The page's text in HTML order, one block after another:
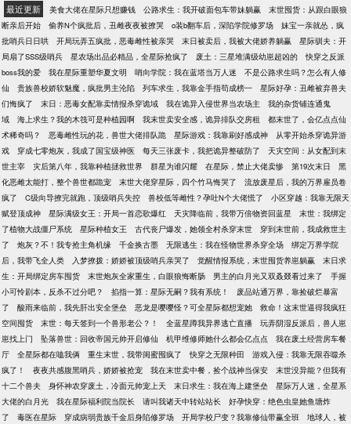
最近更新 美食大佬在星际只想赚钱 公路求生：我开破面包车带妹躺赢
末世囤货：从跟白眼狼
断亲后开始
偷养N个疯批后，丑雌夜夜被撩哭 o装b翻车后，深陷学院修罗场
妹宝一亲就怂，疯
批哨兵日日哄
开局玩弄五疯批，恶毒雌性被亲哭 末日被卖后，我被大佬娇养躺赢
星际驯夫：开
局扇了SSS级哨兵
星农场出品必精品，全星际抢疯了 废土：三星堆满级幼崽超凶的
快穿之反派
boss我的爱
我在星际重塑华夏文明 哨向学院：我在蓝塔当万人迷
不是公路求生吗？怎么有人修
仙
贵族兽校娇软魅魔，疯批男主沦陷 列车求生，我靠金手指苟成榜一
星际好孕：丑雌被弃兽夫
们悔疯了
末日：恶毒女配靠卖情报杀穿诡域 我在诡异入侵世界当农场主
我的杂货铺连通鬼
域
海上求生？我的木筏可是种植园啊 我末世卖安全感，诡异排队交房租
都末世了，会亿点点仙
术稀奇吗？
恶毒雌性玩的花，兽世大佬排队跪 星际游戏：我靠刷好感成神
从零开始杀穿诡异游
戏
穿成七零炮灰，我成了国宝级神医 每天三张废卡，我把诡异整破防了
天灾空间：从女配到末
世主宰
灾后第八年，我靠种植拯救世界 群星为谁闪耀 在星际，禁止大佬卖惨 第19次末日
黑
化恶雌太能打，整个兽世都跪宠
末世大佬穿星际，四个竹马悔哭了
流放废星后，我的万界雇员卷
疯了
C级向导撩完就跑，顶级哨兵失控 兽校低等雌性？孕吐N个大佬慌了
小区穿越：我靠无限天
赋登顶成神
星际满级女王：开局一首恋歌爆红 天灾降临前，我带万倍物资回蓝星
末世：我绑定
了植物大战僵尸系统
星际种植女王 古代丧尸爆发，她领全村杀穿末世
穿到末世前，我成救世主
了
炮灰？不！我专抢主角机缘 千金换古墨 无限逃生：我在怪物世界杀穿全场
绑定万界学院
后，我带飞全人类
入梦撩拨：娇娇被顶级哨兵亲哭了 觉醒情报系统，末世囤货养崽躺赢
末日求
生：开局绑定房车囤货
末世炮灰全家重生，白眼狼悔断肠 男主的白月光又双叒叕看过来了
手握
小可怜剧本，反杀不过分吧？
掐指一算：星际无嗣？我有系统！
废品站通万界，靠捡破烂暴富
了
酸雨来临前，我先肝出安全堡垒 恶龙是嘤嘤怪？可全星际都想宠她
救命！这末世逼得我疯狂
空间囤货
末世：每天签到一个兽形老公？！ 全蓝星蹲我异界逃亡直播
玩弄阴湿反派后，兽人崽
崽找上门
坠落兽世：回收帝国元帅开启修仙 机甲维修师她什么都会亿点点
我在废土经营房车餐
厅
全星际都在嗑我俩 重生末世，我带闺蜜囤疯了 快穿之无限种田
游戏入侵：我靠无限吞噬杀
疯了！
夜夜共感腹黑哨兵，娇娇被抢宠 我在末世卖中餐，捡个战神当保安
末世没异能？但我有
十二个兽夫
身怀神农穿废土，冷面元帅宠上天 末日求生：我在海上建堡垒
星际万人迷，全星系
大佬的白月光
我在星际福利院当院长 请叫我诸天中转站站长
好孕快穿：绝色虫皇她鱼塘炸
了
毒医在星际 穿成病弱贵族千金后身陷修罗场 开局学校尸变？我靠修仙带赢全班 地球人，被